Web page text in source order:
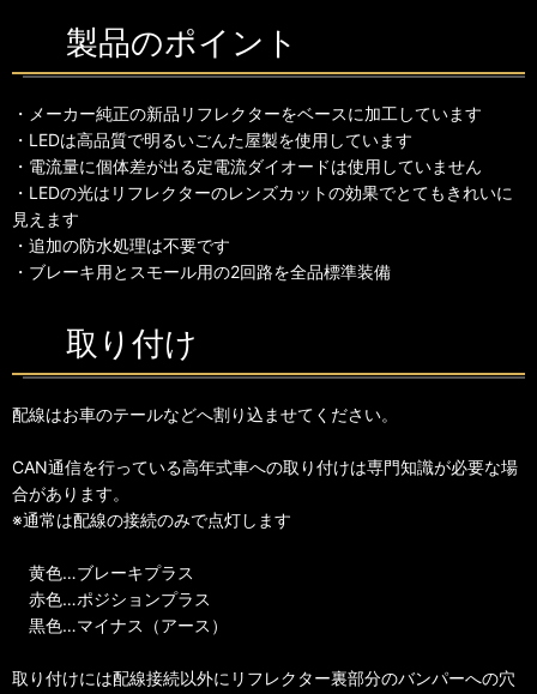
製品のポイント
・メーカー純正の新品リフレクターをベースに加工しています
・LEDは高品質で明るいごんた屋製を使用しています
・電流量に個体差が出る定電流ダイオードは使用していません
・LEDの光はリフレクターのレンズカットの効果でとてもきれいに
見えます
・追加の防水処理は不要です
・ブレーキ用とスモール用の2回路を全品標準装備
取り付け
配線はお車のテールなどへ割り込ませてください。
CAN通信を行っている高年式車への取り付けは専門知識が必要な場
合があります。
※通常は配線の接続のみで点灯します
黄色…ブレーキプラス
赤色…ポジションプラス
黒色…マイナス（アース）
取り付けには配線接続以外にリフレクター裏部分のバンパーへの穴